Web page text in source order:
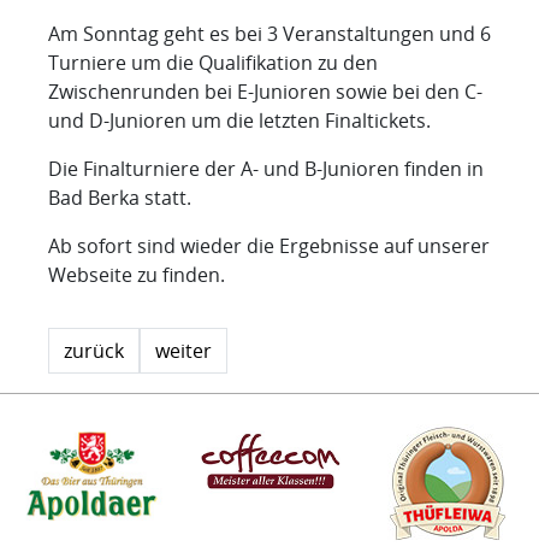
Am Sonntag geht es bei 3 Veranstaltungen und 6
Turniere um die Qualifikation zu den
Zwischenrunden bei E-Junioren sowie bei den C-
und D-Junioren um die letzten Finaltickets.
Die Finalturniere der A- und B-Junioren finden in
Bad Berka statt.
Ab sofort sind wieder die Ergebnisse auf unserer
Webseite zu finden.
zurück weiter